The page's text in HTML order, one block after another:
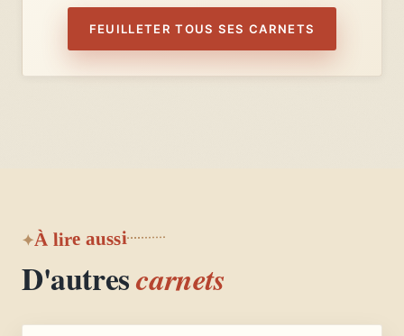
FEUILLETER TOUS SES CARNETS
À lire aussi
D'autrescarnets